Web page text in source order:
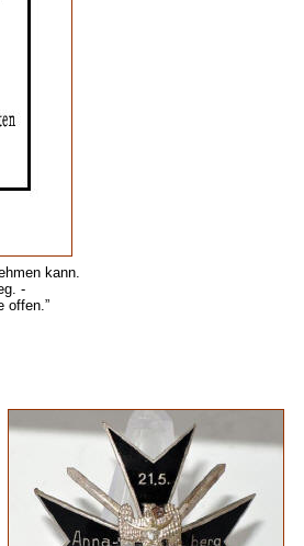
kann.
-
offen.”